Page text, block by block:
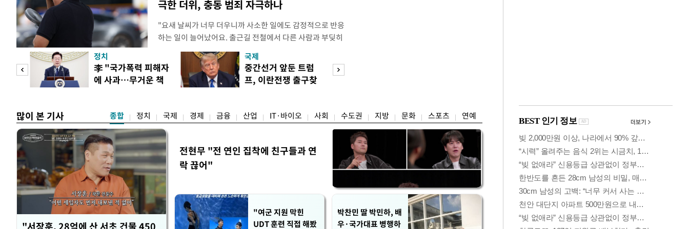
극한 더위, 충동 범죄 자극하나
"요새 날씨가 너무 더우니까 사소한 일에도 감정적으로 반응
하는 일이 늘어났어요. 출근길 전철에서 다른 사람과 부딪히
거나, 누가 길을 막고 서 있으면 짜증이 확 올라오더라고요."
(40대 직장인 A씨) 유례없는 폭염이 이어지면서 사소한 자극
에도 쉽게 짜증을 내거나 감정적으로 반응하는 사람이 늘고
있다. 높은 기온과 습도가 불쾌감과 공격성을 높이는 데다
정치
李 "국가폭력 피해자
에 사과…무거운 책
국제
중간선거 앞둔 트럼
프, 이란전쟁 출구찾
많이 본 기사 종합 정치 국제 경제 금융 산업 IT·바이오 사회 수도권 지방 문화 스포츠 연예
"서장훈, 28억에 산 서초 건물 450
전현무 "전 연인 집착에 친구들과 연
락 끊어"
"여군 지원 막힌
UDT 훈련 직접 해봤
박찬민 딸 박민하, 배
우·국가대표 병행하